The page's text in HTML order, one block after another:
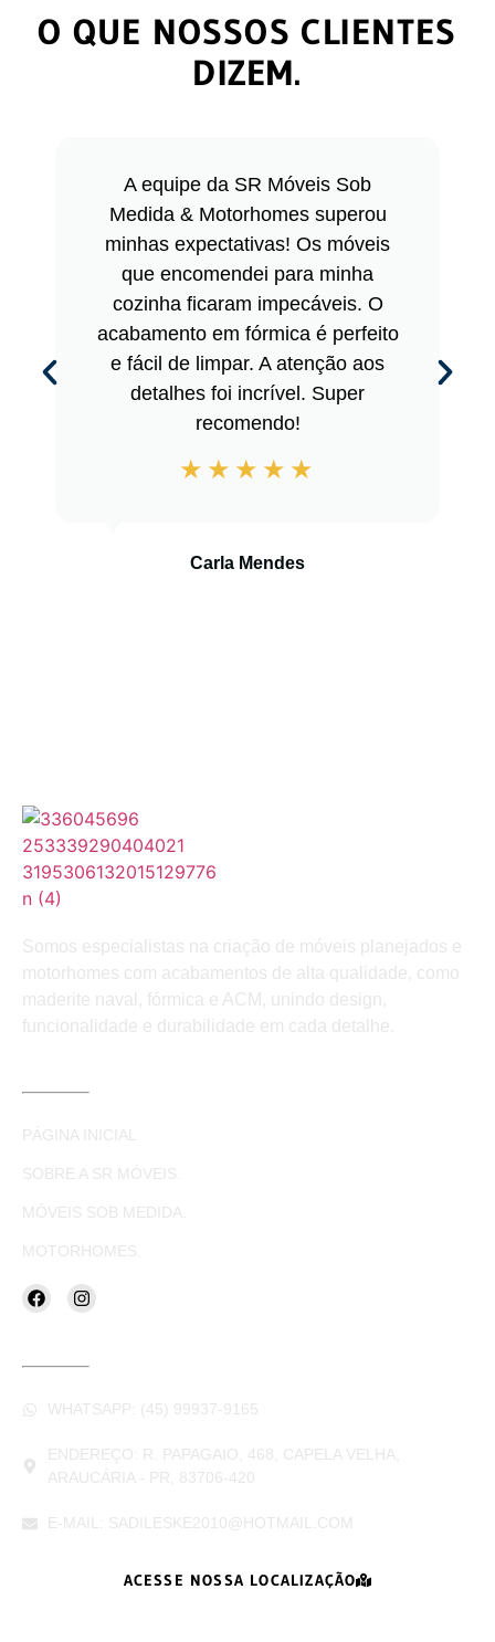
O QUE NOSSOS CLIENTES
DIZEM.
A equipe da SR Móveis Sob
Medida & Motorhomes superou
minhas expectativas! Os móveis
que encomendei para minha
cozinha ficaram impecáveis. O
acabamento em fórmica é perfeito
e fácil de limpar. A atenção aos
detalhes foi incrível. Super
recomendo!
Carla Mendes
Somos especialistas na criação de móveis planejados e
motorhomes com acabamentos de alta qualidade, como
maderite naval, fórmica e ACM, unindo design,
funcionalidade e durabilidade em cada detalhe.
PÁGINA INICIAL
SOBRE A SR MÓVEIS.
MÓVEIS SOB MEDIDA.
MOTORHOMES.
WHATSAPP: (45) 99937-9165
ENDEREÇO: R. PAPAGAIO, 468, CAPELA VELHA,
ARAUCÁRIA - PR, 83706-420
E-MAIL: SADILESKE2010@HOTMAIL.COM
ACESSE NOSSA LOCALIZAÇÃO